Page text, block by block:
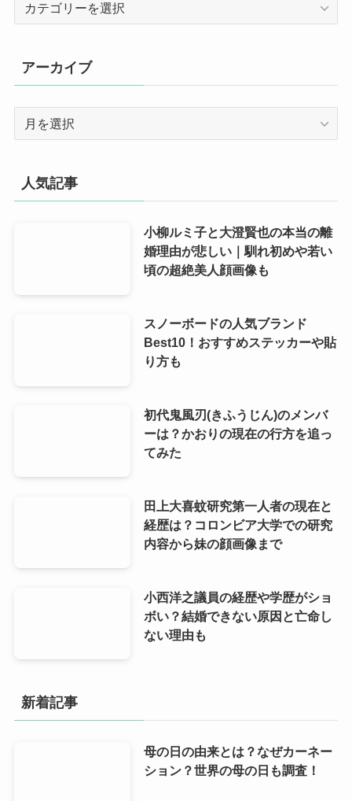
リ
ー
アーカイブ
ブ
人気記事
小柳ルミ子と大澄賢也の本当の離
婚理由が悲しい｜馴れ初めや若い
頃の超絶美人顔画像も
スノーボードの人気ブランド
Best10！おすすめステッカーや貼
り方も
初代鬼風刃(きふうじん)のメンバ
ーは？かおりの現在の行方を追っ
てみた
田上大喜蚊研究第一人者の現在と
経歴は？コロンビア大学での研究
内容から妹の顔画像まで
小西洋之議員の経歴や学歴がショ
ボい？結婚できない原因と亡命し
ない理由も
新着記事
母の日の由来とは？なぜカーネー
ション？世界の母の日も調査！